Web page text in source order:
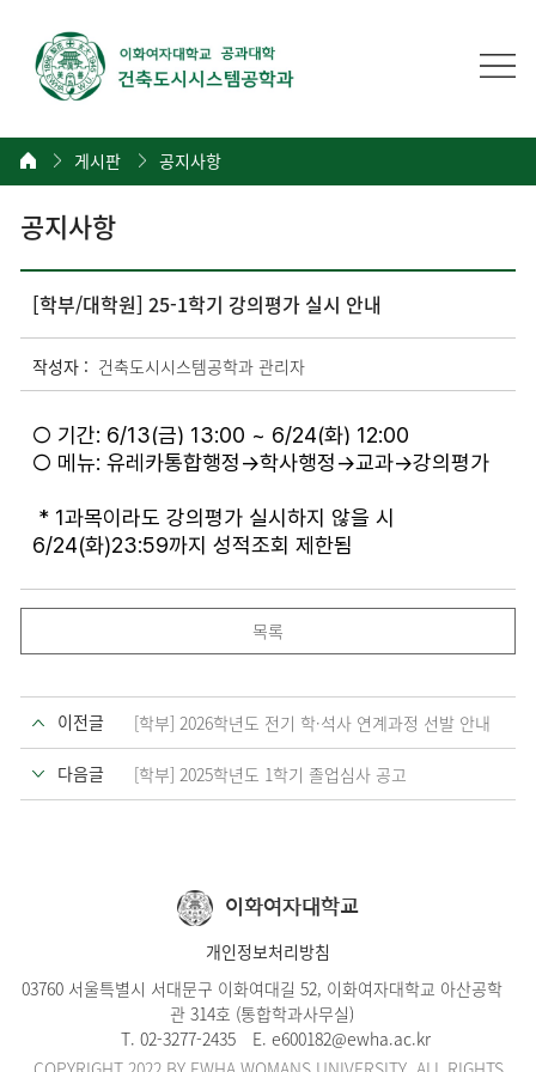
게시판 공지사항
공지사항
[학부/대학원] 25-1학기 강의평가 실시 안내
작성자 : 건축도시시스템공학과 관리자
○ 기간: 6/13(금) 13:00 ~ 6/24(화) 12:00
○ 메뉴: 유레카통합행정→학사행정→교과→강의평가
* 1과목이라도 강의평가 실시하지 않을 시
6/24(화)23:59까지 성적조회 제한됨
목록
이전글 [학부] 2026학년도 전기 학·석사 연계과정 선발 안내
다음글 [학부] 2025학년도 1학기 졸업심사 공고
이화여자대학교
개인정보처리방침
03760 서울특별시 서대문구 이화여대길 52, 이화여자대학교 아산공학
관 314호 (통합학과사무실)
T. 02-3277-2435 E. e600182@ewha.ac.kr